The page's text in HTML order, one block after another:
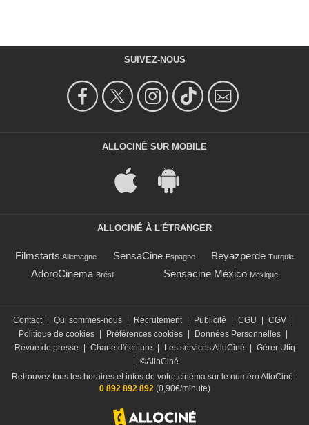
SUIVEZ-NOUS
ALLOCINÉ SUR MOBILE
ALLOCINÉ À L'ÉTRANGER
Filmstarts Allemagne SensaCine Espagne Beyazperde Turquie
AdoroCinema Brésil Sensacine México Mexique
Contact Qui sommes-nous Recrutement Publicité CGU CGV
Politique de cookies
Préférences cookies Données Personnelles
Revue de presse
Charte d'écriture Les services AlloCiné
Gérer Utiq
©AlloCiné
Retrouvez tous les horaires et infos de votre cinéma sur le numéro AlloCiné :
0 892 892 892(0,90€/minute)